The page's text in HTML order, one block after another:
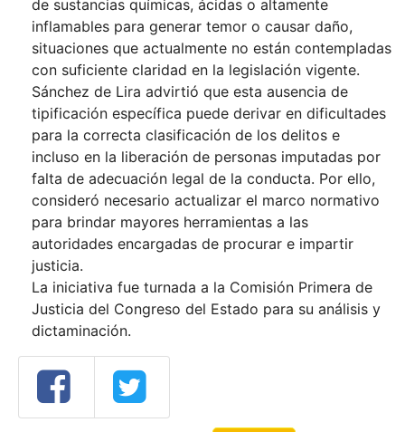
de sustancias químicas, ácidas o altamente
inflamables para generar temor o causar daño,
situaciones que actualmente no están contempladas
con suficiente claridad en la legislación vigente.
Sánchez de Lira advirtió que esta ausencia de
tipificación específica puede derivar en dificultades
para la correcta clasificación de los delitos e
incluso en la liberación de personas imputadas por
falta de adecuación legal de la conducta. Por ello,
consideró necesario actualizar el marco normativo
para brindar mayores herramientas a las
autoridades encargadas de procurar e impartir
justicia.
La iniciativa fue turnada a la Comisión Primera de
Justicia del Congreso del Estado para su análisis y
dictaminación.